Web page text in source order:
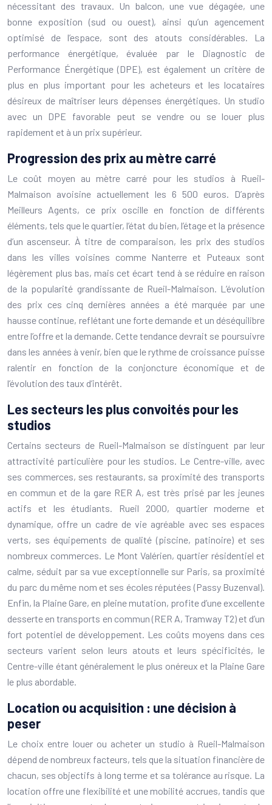
nécessitant des travaux. Un balcon, une vue dégagée, une
bonne exposition (sud ou ouest), ainsi qu’un agencement
optimisé de l’espace, sont des atouts considérables. La
performance énergétique, évaluée par le Diagnostic de
Performance Énergétique (DPE), est également un critère de
plus en plus important pour les acheteurs et les locataires
désireux de maîtriser leurs dépenses énergétiques. Un studio
avec un DPE favorable peut se vendre ou se louer plus
rapidement et à un prix supérieur.
Progression des prix au mètre carré
Le coût moyen au mètre carré pour les studios à Rueil-
Malmaison avoisine actuellement les 6 500 euros. D’après
Meilleurs Agents, ce prix oscille en fonction de différents
éléments, tels que le quartier, l’état du bien, l’étage et la présence
d’un ascenseur. À titre de comparaison, les prix des studios
dans les villes voisines comme Nanterre et Puteaux sont
légèrement plus bas, mais cet écart tend à se réduire en raison
de la popularité grandissante de Rueil-Malmaison. L’évolution
des prix ces cinq dernières années a été marquée par une
hausse continue, reflétant une forte demande et un déséquilibre
entre l’offre et la demande. Cette tendance devrait se poursuivre
dans les années à venir, bien que le rythme de croissance puisse
ralentir en fonction de la conjoncture économique et de
l’évolution des taux d’intérêt.
Les secteurs les plus convoités pour les
studios
Certains secteurs de Rueil-Malmaison se distinguent par leur
attractivité particulière pour les studios. Le Centre-ville, avec
ses commerces, ses restaurants, sa proximité des transports
en commun et de la gare RER A, est très prisé par les jeunes
actifs et les étudiants. Rueil 2000, quartier moderne et
dynamique, offre un cadre de vie agréable avec ses espaces
verts, ses équipements de qualité (piscine, patinoire) et ses
nombreux commerces. Le Mont Valérien, quartier résidentiel et
calme, séduit par sa vue exceptionnelle sur Paris, sa proximité
du parc du même nom et ses écoles réputées (Passy Buzenval).
Enfin, la Plaine Gare, en pleine mutation, profite d’une excellente
desserte en transports en commun (RER A, Tramway T2) et d’un
fort potentiel de développement. Les coûts moyens dans ces
secteurs varient selon leurs atouts et leurs spécificités, le
Centre-ville étant généralement le plus onéreux et la Plaine Gare
le plus abordable.
Location ou acquisition : une décision à
peser
Le choix entre louer ou acheter un studio à Rueil-Malmaison
dépend de nombreux facteurs, tels que la situation financière de
chacun, ses objectifs à long terme et sa tolérance au risque. La
location offre une flexibilité et une mobilité accrues, tandis que